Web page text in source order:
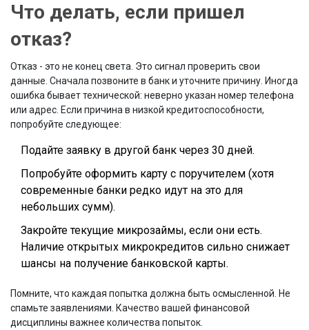
Что делать, если пришел
отказ?
Отказ - это не конец света. Это сигнал проверить свои
данные. Сначала позвоните в банк и уточните причину. Иногда
ошибка бывает технической: неверно указан номер телефона
или адрес. Если причина в низкой кредитоспособности,
попробуйте следующее:
Подайте заявку в другой банк через 30 дней.
Попробуйте оформить карту с поручителем (хотя
современные банки редко идут на это для
небольших сумм).
Закройте текущие микрозаймы, если они есть.
Наличие открытых микрокредитов сильно снижает
шансы на получение банковской карты.
Помните, что каждая попытка должна быть осмысленной. Не
спамьте заявлениями. Качество вашей финансовой
дисциплины важнее количества попыток.